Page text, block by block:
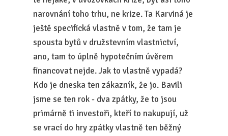
narovnání toho trhu, ne krize. Ta Karviná je
ještě specifická vlastně v tom, že tam je
spousta bytů v družstevním vlastnictví,
ano, tam to úplně hypotečním úvěrem
financovat nejde. Jak to vlastně vypadá?
Kdo je dneska ten zákazník, že jo. Bavili
jsme se ten rok - dva zpátky, že to jsou
primárně ti investoři, kteří to nakupují, už
se vrací do hry zpátky vlastně ten běžný